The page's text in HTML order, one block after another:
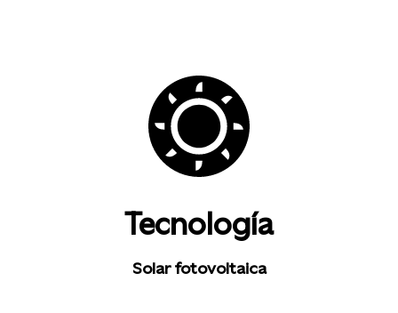
Tecnología
Solar fotovoltaica